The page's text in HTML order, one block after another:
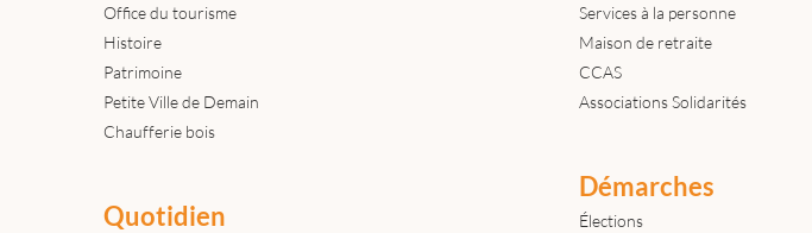
Office du tourisme
Histoire
Patrimoine
Petite Ville de Demain
Chaufferie bois
Quotidien
Services à la personne
Maison de retraite
CCAS
Associations Solidarités
Démarches
Élections